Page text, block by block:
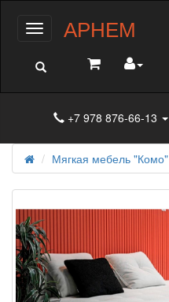
МенюАРНЕМ
+7 978 876-66-13
Мягкая мебель "Комо"